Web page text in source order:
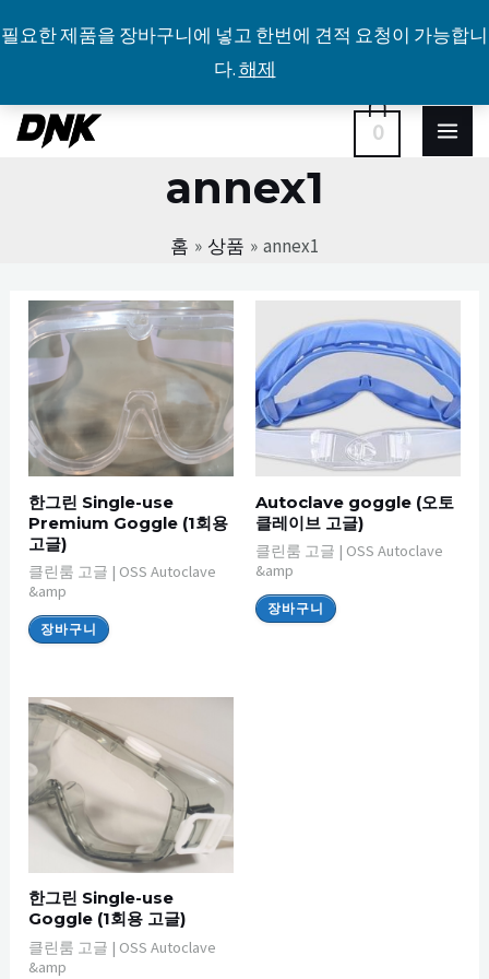
필요한 제품을 장바구니에 넣고 한번에 견적 요청이 가능합니
다.해제
0
annex1
홈 상품 annex1
한그린 Single-use
Premium Goggle (1회용
고글)
클린룸 고글 | OSS Autoclave
&amp
장바구니
Autoclave goggle (오토
클레이브 고글)
클린룸 고글 | OSS Autoclave
&amp
장바구니
한그린 Single-use
Goggle (1회용 고글)
클린룸 고글 | OSS Autoclave
&amp